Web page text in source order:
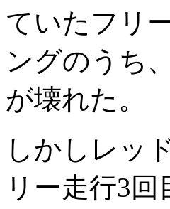
ていたフリ
ングのうち
が壊れた。
しかしレッ
リー走行3